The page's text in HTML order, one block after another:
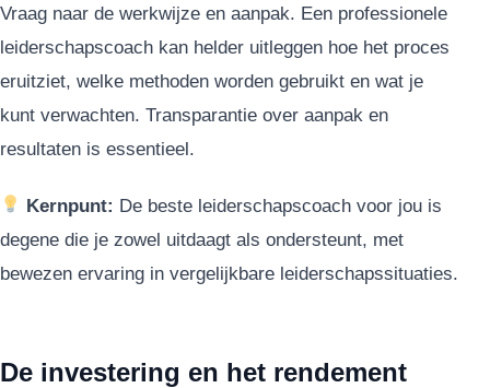
Vraag naar de werkwijze en aanpak. Een professionele
leiderschapscoach kan helder uitleggen hoe het proces
eruitziet, welke methoden worden gebruikt en wat je
kunt verwachten. Transparantie over aanpak en
resultaten is essentieel.
Kernpunt: De beste leiderschapscoach voor jou is
degene die je zowel uitdaagt als ondersteunt, met
bewezen ervaring in vergelijkbare leiderschapssituaties.
De investering en het rendement